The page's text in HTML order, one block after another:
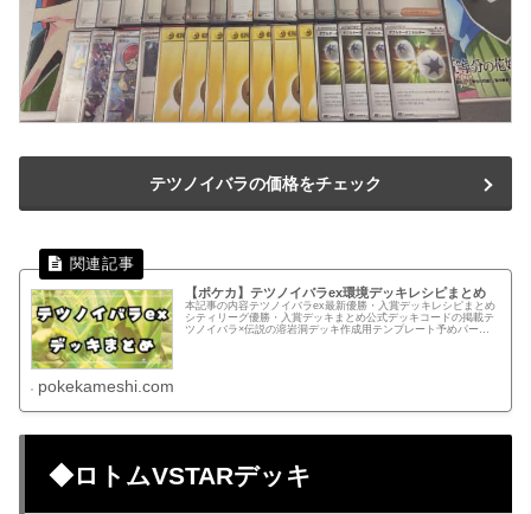
テツノイバラの価格をチェック
【ポケカ】テツノイバラex環境デッキレシピまとめ
本記事の内容テツノイバラex最新優勝・入賞デッキレシピまとめ
シティリーグ優勝・入賞デッキまとめ公式デッキコードの掲載テ
ツノイバラ×伝説の溶岩洞デッキ作成用テンプレート予めパーツ
pokekameshi.com
◆ロトムVSTARデッキ